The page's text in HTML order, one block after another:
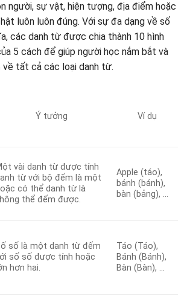
người, sự vật, hiện tượng, địa điểm hoặc
luôn luôn đúng. Với sự đa dạng về số
các danh từ được chia thành 10 hình
5 cách để giúp người học nắm bắt và
về tất cả các loại danh từ.
Ý tưởng Ví dụ
vài danh từ được tính
từ với bộ đếm là một
có thể danh từ là
thể đếm được.
Apple (táo),
bánh (bánh),
bàn (bảng), …
số là một danh từ đếm
số số được tính hoặc
hơn hai.
Táo (Táo),
Bánh (Bánh),
Bàn (Bàn), …